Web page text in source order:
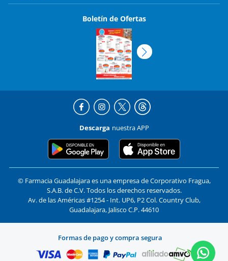
Boletín de Ofertas
Descarga nuestra APP
© Farmacia Guadalajara es una empresa de Corporativo Fragua,
S.A.B. de C.V. Todos los derechos reservados.
Av. de las Américas #1254 - Int. UP6, P2 Col. Country Club,
Guadalajara, Jalisco C.P. 44610
Formas de pago y compra segura